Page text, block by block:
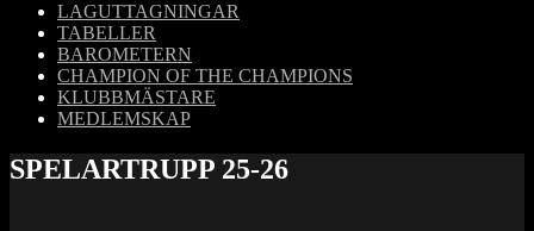
LAGUTTAGNINGAR
TABELLER
BAROMETERN
CHAMPION OF THE CHAMPIONS
KLUBBMÄSTARE
MEDLEMSKAP
SPELARTRUPP 25-26